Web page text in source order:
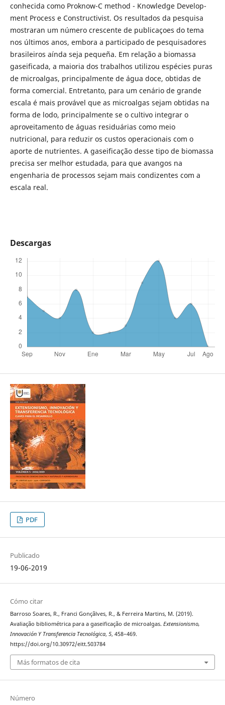
conhecida como Proknow-C method - Knowledge Develop-
ment Process e Constructivist. Os resultados da pesquisa
mostraran um número crescente de publicaçoes do tema
nos últimos anos, embora a participado de pesquisadores
brasileiros aínda seja pequeña. Em relação a biomassa
gaseificada, a maioria dos trabalhos utilizou espécies puras
de microalgas, principalmente de água doce, obtidas de
forma comercial. Entretanto, para um cenário de grande
escala é mais provável que as microalgas sejam obtidas na
forma de lodo, principalmente se o cultivo integrar o
aproveitamento de águas residuárias como meio
nutricional, para reduzir os custos operacionais com o
aporte de nutrientes. A gaseificação desse tipo de biomassa
precisa ser melhor estudada, para que avangos na
engenharia de processos sejam mais condizentes com a
escala real.
Descargas
PDF
Publicado
19-06-2019
Cómo citar
Barroso Soares, R., Franci Gonçãlves, R., & Ferreira Martins, M. (2019).
Avaliação bibliométrica para a gaseificação de microalgas. Extensionismo,
Innovación Y Transferencia Tecnológica, 5, 458–469.
https://doi.org/10.30972/eitt.503784
Más formatos de cita
Número